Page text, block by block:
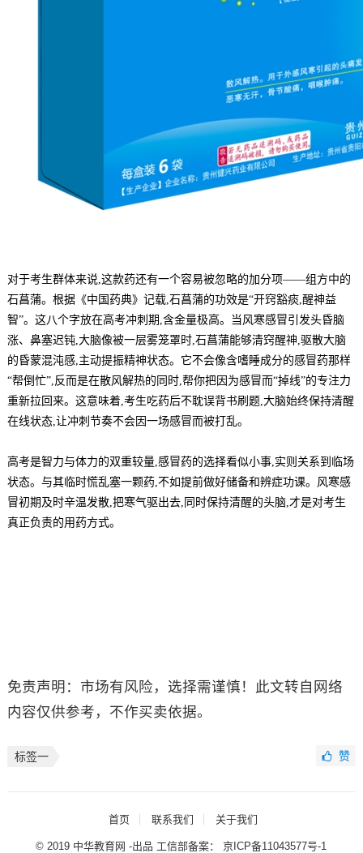
对于考生群体来说,这款药还有一个容易被忽略的加分项——组方中的
石菖蒲。根据《中国药典》记载,石菖蒲的功效是“开窍豁痰,醒神益
智”。这八个字放在高考冲刺期,含金量极高。当风寒感冒引发头昏脑
涨、鼻塞迟钝,大脑像被一层雾笼罩时,石菖蒲能够清窍醒神,驱散大脑
的昏蒙混沌感,主动提振精神状态。它不会像含嗜睡成分的感冒药那样
“帮倒忙”,反而是在散风解热的同时,帮你把因为感冒而“掉线”的专注力
重新拉回来。这意味着,考生吃药后不耽误背书刷题,大脑始终保持清醒
在线状态,让冲刺节奏不会因一场感冒而被打乱。
高考是智力与体力的双重较量,感冒药的选择看似小事,实则关系到临场
状态。与其临时慌乱塞一颗药,不如提前做好储备和辨症功课。风寒感
冒初期及时辛温发散,把寒气驱出去,同时保持清醒的头脑,才是对考生
真正负责的用药方式。
免责声明：市场有风险，选择需谨慎！此文转自网络
内容仅供参考，不作买卖依据。
标签一 赞
首页 联系我们 关于我们
© 2019 中华教育网 -出品 工信部备案：京ICP备11043577号-1